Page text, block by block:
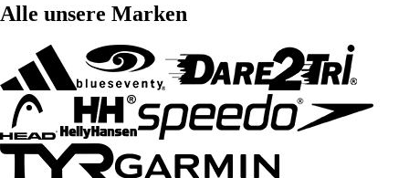
Alle unsere Marken